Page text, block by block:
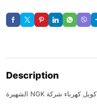
Description
الشهيرة NGK كويل كهرباء شركة